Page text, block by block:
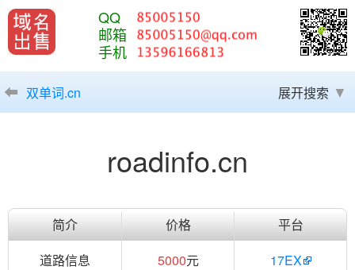
QQ
邮箱
手机
双单词.cn 展开搜索
roadinfo.cn
简介 价格
平台
道路信息
5000元 17EX